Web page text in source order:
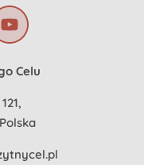
Celu